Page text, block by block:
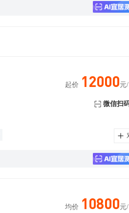
起价 12000元
微信扫
均价 10800元